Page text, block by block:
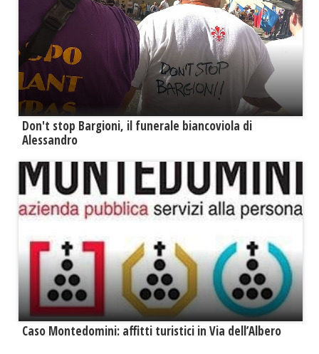
Don't stop Bargioni, il funerale biancoviola di
Alessandro
Caso Montedomini: affitti turistici in Via dell’Albero